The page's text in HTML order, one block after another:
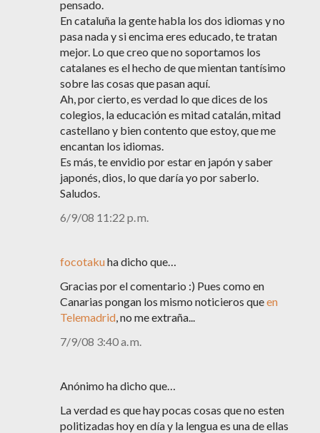
pensado.
En cataluña la gente habla los dos idiomas y no
pasa nada y si encima eres educado, te tratan
mejor. Lo que creo que no soportamos los
catalanes es el hecho de que mientan tantísimo
sobre las cosas que pasan aquí.
Ah, por cierto, es verdad lo que dices de los
colegios, la educación es mitad catalán, mitad
castellano y bien contento que estoy, que me
encantan los idiomas.
Es más, te envidio por estar en japón y saber
japonés, dios, lo que daría yo por saberlo.
Saludos.
6/9/08 11:22 p. m.
focotakuha dicho que…
Gracias por el comentario :) Pues como en
Canarias pongan los mismo noticieros queen
Telemadrid, no me extraña...
7/9/08 3:40 a. m.
Anónimo ha dicho que…
La verdad es que hay pocas cosas que no esten
politizadas hoy en día y la lengua es una de ellas